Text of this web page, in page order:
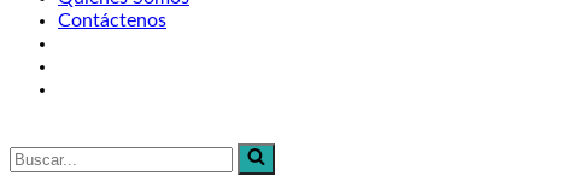
Contáctenos
Buscar...